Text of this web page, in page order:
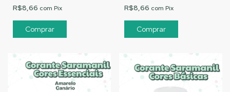
R$8,66 com Pix R$8,66 com Pix